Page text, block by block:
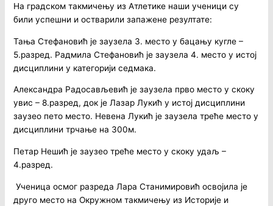
На градском такмичењу из Атлетике наши ученици су
били успешни и остварили запажене резултате:
Тања Стефановић је заузела 3. место у бацању кугле –
5.разред. Радмила Стефановић је заузела 4. место у истој
дисциплини у категорији седмака.
Александра Радосављевић је заузела прво место у скоку
увис – 8.разред, док је Лазар Лукић у истој дисциплини
заузео пето место. Невена Лукић је заузела треће место у
дисциплини трчање на 300м.
Петар Нешић је заузео треће место у скоку удаљ –
4.разред.
Ученица осмог разреда Лара Станимировић освојила је
друго место на Окружном такмичењу из Историје и